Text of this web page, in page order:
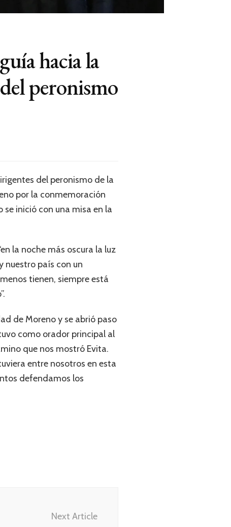
hacia la
peronismo
del peronismo de la
por la conmemoración
inició con una misa en la
la noche más oscura la luz
nuestro país con un
tienen, siempre está
de Moreno y se abrió paso
como orador principal al
que nos mostró Evita.
entre nosotros en esta
defendamos los
Next Article